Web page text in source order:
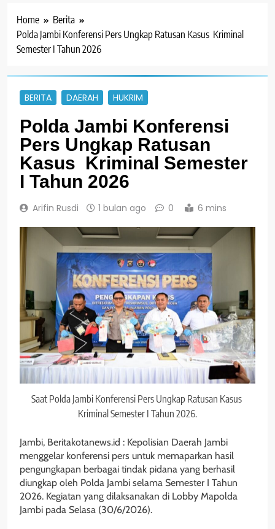
Home
Berita
Polda Jambi Konferensi Pers Ungkap Ratusan Kasus Kriminal
Semester I Tahun 2026
BERITA DAERAH HUKRIM
Polda Jambi Konferensi
Pers Ungkap Ratusan
Kasus Kriminal Semester
I Tahun 2026
Arifin Rusdi 1 bulan ago 0 6 mins
Saat Polda Jambi Konferensi Pers Ungkap Ratusan Kasus
Kriminal Semester I Tahun 2026.
Jambi, Beritakotanews.id : Kepolisian Daerah Jambi
menggelar konferensi pers untuk memaparkan hasil
pengungkapan berbagai tindak pidana yang berhasil
diungkap oleh Polda Jambi selama Semester I Tahun
2026. Kegiatan yang dilaksanakan di Lobby Mapolda
Jambi pada Selasa (30/6/2026).